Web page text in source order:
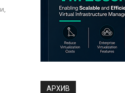
АРХИВ